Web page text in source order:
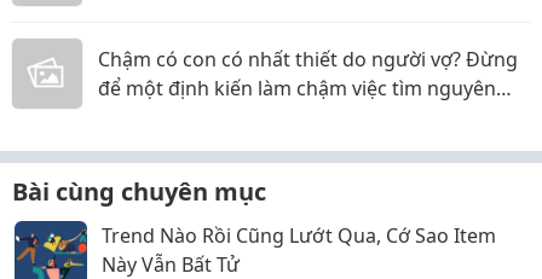
Chậm có con có nhất thiết do người vợ? Đừng
để một định kiến làm chậm việc tìm nguyên
Bài cùng chuyên mục
Trend Nào Rồi Cũng Lướt Qua, Cớ Sao Item
Này Vẫn Bất Tử